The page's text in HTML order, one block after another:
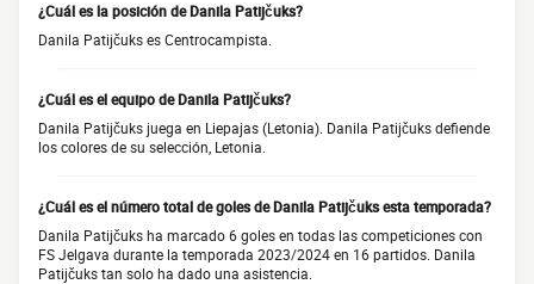
¿Cuál es la posición de Danila Patijčuks?
Danila Patijčuks es Centrocampista.
¿Cuál es el equipo de Danila Patijčuks?
Danila Patijčuks juega en Liepajas (Letonia). Danila Patijčuks defiende
los colores de su selección, Letonia.
¿Cuál es el número total de goles de Danila Patijčuks esta temporada?
Danila Patijčuks ha marcado 6 goles en todas las competiciones con
FS Jelgava durante la temporada 2023/2024 en 16 partidos. Danila
Patijčuks tan solo ha dado una asistencia.